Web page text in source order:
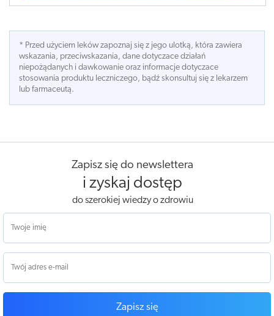
* Przed użyciem leków zapoznaj się z jego ulotką, która zawiera
wskazania, przeciwskazania, dane dotyczace działań
niepożądanych i dawkowanie oraz informacje dotyczace
stosowania produktu leczniczego, bądź skonsultuj się z lekarzem
lub farmaceutą.
Zapisz się do newslettera
i zyskaj dostęp
do szerokiej wiedzy o zdrowiu
Zapisz się